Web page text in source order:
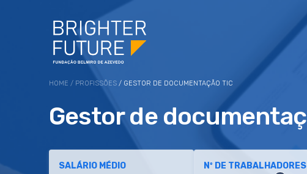
HOME / PROFISSÕES / GESTOR DE DOCUMENTAÇÃO TIC
Gestor de
SALÁRIO MÉDIO Nº DE TRABALHADORES